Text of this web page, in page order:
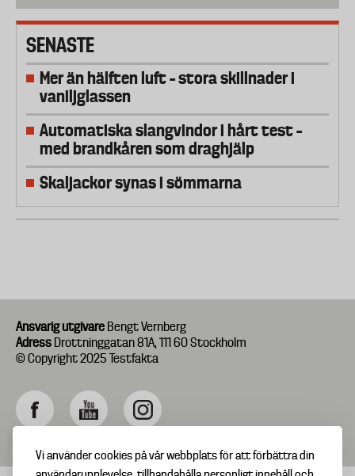
Vi använder cookies på vår webbplats för att förbättra din
SENASTE
Mer än hälften luft – stora skillnader i
vaniljglassen
Automatiska slangvindor i hårt test –
med brandkåren som draghjälp
Skaljackor synas i sömmarna
Ansvarig utgivare Bengt Vernberg
Adress Drottninggatan 81A, 111 60 Stockholm
© Copyright 2025 Testfakta